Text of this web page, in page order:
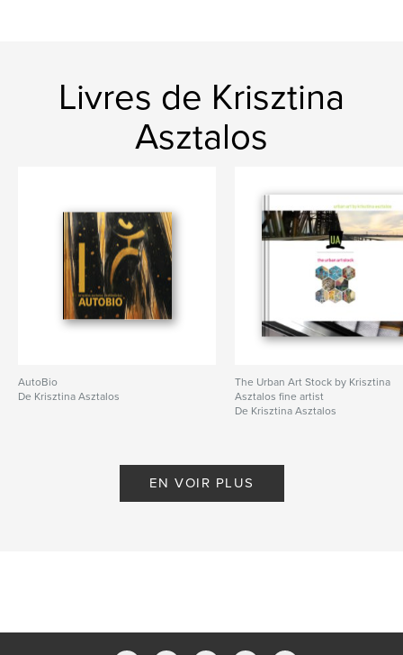
Livres de Krisztina
Asztalos
AutoBio
De Krisztina Asztalos
The Urban Art Stock by Krisztina
Asztalos fine artist
De Krisztina Asztalos
EN VOIR PLUS